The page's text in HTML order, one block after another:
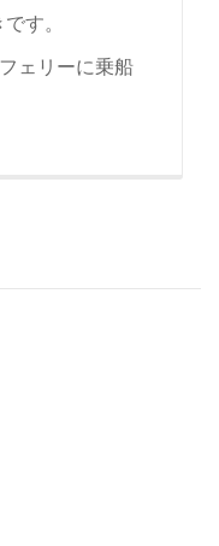
す。
ェリーに乗船